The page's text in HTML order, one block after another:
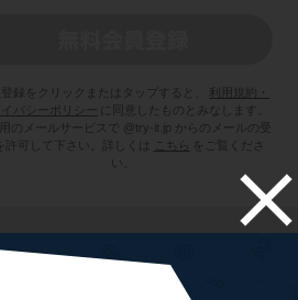
録をクリックまたはタップすると、
利用規約・
バシーポリシー
に同意したものとみなします。
のメールサービスで @try-it.jp からのメールの受
許可して下さい。詳しくは
こちら
をご覧くださ
い。